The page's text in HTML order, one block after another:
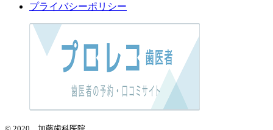
プライバシーポリシー